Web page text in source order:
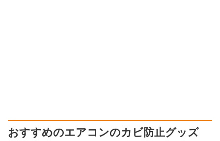
おすすめのエアコンのカビ防止グッズ